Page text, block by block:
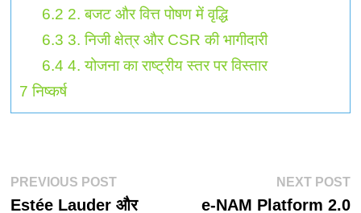
6.2 2. बजट और वित्त पोषण में वृद्धि
6.3 3. निजी क्षेत्र और CSR की भागीदारी
6.4 4. योजना का राष्ट्रीय स्तर पर विस्तार
7 निष्कर्ष
पोस्ट
PREVIOUS POSTPrevious
post:
Estée Lauder और
NEXT POST
e-NAM Platform 2.0